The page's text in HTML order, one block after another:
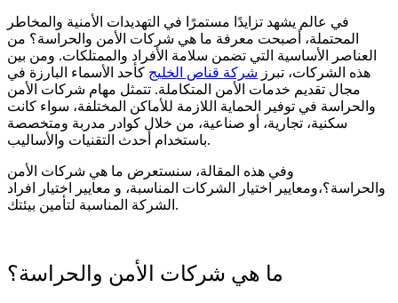
في عالم يشهد تزايدًا مستمرًا في التهديدات الأمنية والمخاطر
المحتملة، أصبحت معرفة ما هي شركات الأمن والحراسة؟ من
العناصر الأساسية التي تضمن سلامة الأفراد والممتلكات. ومن بين
هذه الشركات، تبرز شركة قناص الخليج كأحد الأسماء البارزة في
مجال تقديم خدمات الأمن المتكاملة. تتمثل مهام شركات الأمن
والحراسة في توفير الحماية اللازمة للأماكن المختلفة، سواء كانت
سكنية، تجارية، أو صناعية، من خلال كوادر مدربة ومتخصصة
باستخدام أحدث التقنيات والأساليب.
وفي هذه المقالة، سنستعرض ما هي شركات الأمن
والحراسة؟،ومعايير اختيار الشركات المناسبة، و معايير اختيار افراد
الشركة المناسبة لتأمين بيئتك.
ما هي شركات الأمن والحراسة؟